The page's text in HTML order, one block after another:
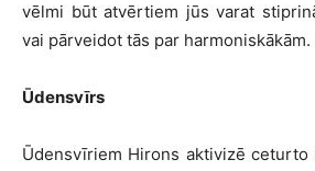
vēlmi būt atvērtiem jūs varat
vai pārveidot tās par harmoniskākām.
Ūdensvīrs
Ūdensvīriem Hirons aktivizē ceturto